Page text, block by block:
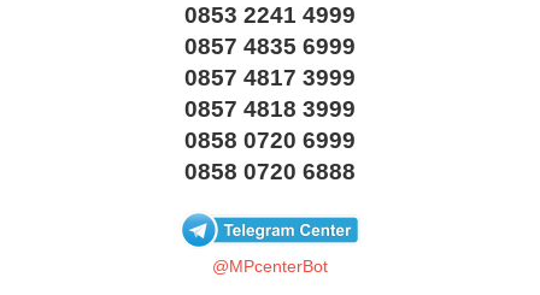
0853 2241 4999
0857 4835 6999
0857 4817 3999
0857 4818 3999
0858 0720 6999
0858 0720 6888
@MPcenterBot